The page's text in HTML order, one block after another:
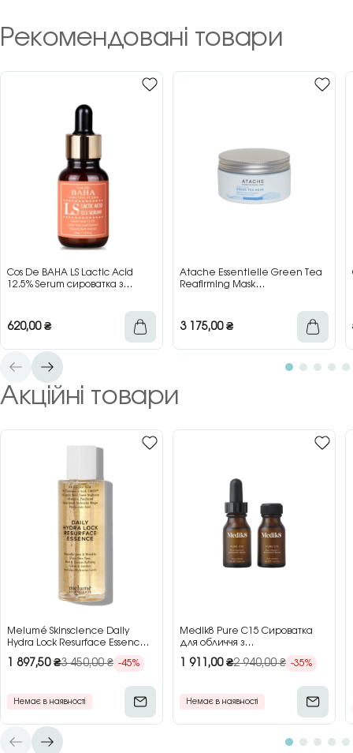
Рекомендовані товари
Cos De BAHA LS Lactic Acid
12.5% Serum сироватка з
620,00₴
Atache Essentielle Green Tea
Reafirming Mask
3 175,00₴
Акційні товари
Melumé Skinscience Daily
Hydra Lock Resurface Essence
обличчя з кислотами, 150 мл
1 897,50₴3 450,00₴ -45%
Немає в наявності
Medik8 Pure C15 Сироватка
для обличчя з
2×15 мл
1 911,00₴2 940,00₴ -35%
Немає в наявності